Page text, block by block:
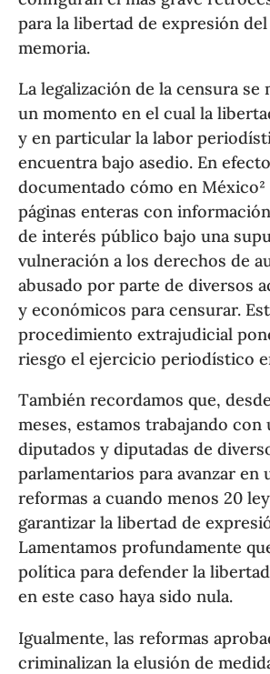
para la libertad de expresión
memoria.
La legalización de la censura se
un momento en el cual la
y en particular la labor
encuentra bajo asedio. En
documentado cómo en México²
páginas enteras con
de interés público bajo una
vulneración a los derechos de
abusado por parte de diversos
y económicos para censurar.
procedimiento extrajudicial
riesgo el ejercicio periodístico
También recordamos que,
meses, estamos trabajando con
diputados y diputadas de
parlamentarios para avanzar en
reformas a cuando menos 20
garantizar la libertad de
Lamentamos profundamente
política para defender la
en este caso haya sido nula.
Igualmente, las reformas
criminalizan la elusión de